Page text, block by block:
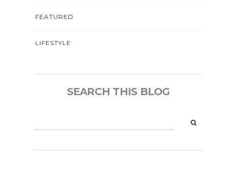
FEATURED
LIFESTYLE
SEARCH THIS BLOG